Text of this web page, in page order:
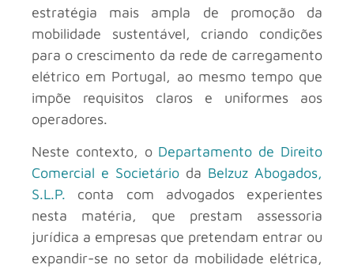
estratégia mais ampla de promoção da
mobilidade sustentável, criando condições
para o crescimento da rede de carregamento
elétrico em Portugal, ao mesmo tempo que
impõe requisitos claros e uniformes aos
operadores.
Neste contexto, o Departamento de Direito
Comercial e Societário da Belzuz Abogados,
S.L.P. conta com advogados experientes
nesta matéria, que prestam assessoria
jurídica a empresas que pretendam entrar ou
expandir-se no setor da mobilidade elétrica,